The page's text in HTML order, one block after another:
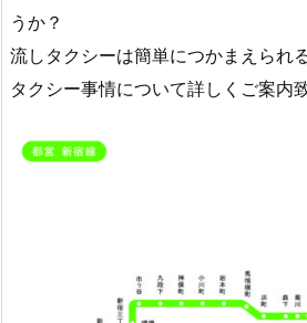
うか？
流しタクシーは簡単につかまえられ
タクシー事情について詳しくご案内